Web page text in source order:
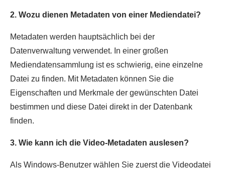
2. Wozu dienen Metadaten von einer Mediendatei?
Metadaten werden hauptsächlich bei der
Datenverwaltung verwendet. In einer großen
Mediendatensammlung ist es schwierig, eine einzelne
Datei zu finden. Mit Metadaten können Sie die
Eigenschaften und Merkmale der gewünschten Datei
bestimmen und diese Datei direkt in der Datenbank
finden.
3. Wie kann ich die Video-Metadaten auslesen?
Als Windows-Benutzer wählen Sie zuerst die Videodatei